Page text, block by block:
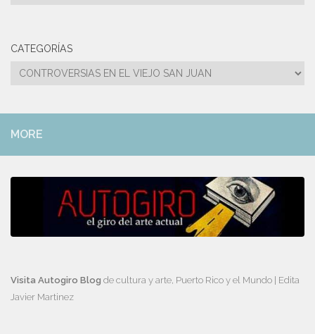
CATEGORÍAS
Categorías
MORE
Visita Autogiro Blog de cultura y arte, Puerto Rico y el Mundo | Edita
Javier Martinez